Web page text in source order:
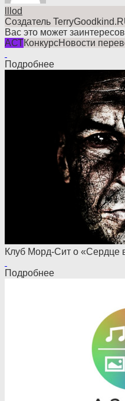
lllod
Создатель
Вас это может
АСТКонкурсНовости
Подробнее
Клуб Морд-Сит о «Сердце
Подробнее